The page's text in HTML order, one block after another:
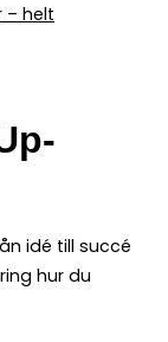
– helt
idé till succé
hur du